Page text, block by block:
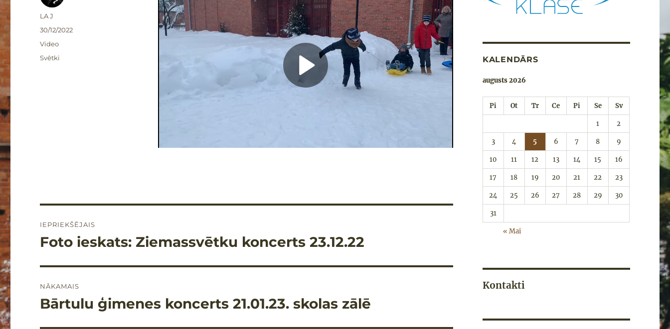
Autors
LA J
Publicēts
30/12/2022
Formāts
Video
Kategorijas
Svētki
izvēlne
IEPRIEKŠĒJAIS
Iepriekšējais
Foto ieskats: Ziemassvētku koncerts 23.12.22
NĀKAMAIS
Nākamais
Bārtulu ģimenes koncerts 21.01.23. skolas zālē
KALENDĀRS
augusts 2026
Pi Ot Tr Ce Pi Se Sv
1 2
3 4 5 6 7 8 9
10 11 12 13 14 15 16
17 18 19 20 21 22 23
24 25 26 27 28 29 30
31
« Mai
Kontakti